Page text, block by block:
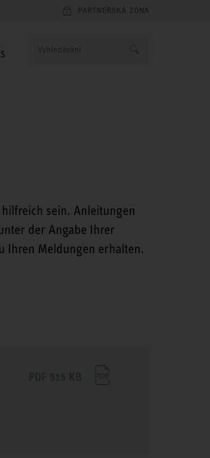
PARTNERSKÁ ZÓNA
sein. Anleitungen
der Angabe Ihrer
Ihren Meldungen erhalten.